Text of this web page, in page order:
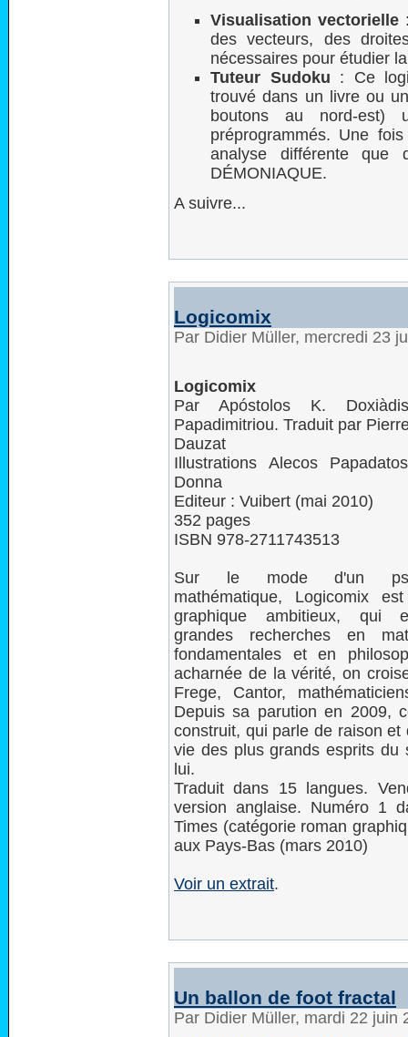
Visualisation vectorielle:
des vecteurs, des
nécessaires pour étudier
Tuteur Sudoku : Ce
trouvé dans un livre ou
boutons au nord-est)
préprogrammés. Une
analyse différente que
DÉMONIAQUE.
A suivre...
Logicomix
Par Didier Müller, mercredi 23
Logicomix
Par Apóstolos K.
Papadimitriou. Traduit par
Dauzat
Illustrations Alecos
Donna
Editeur : Vuibert (mai 2010)
352 pages
ISBN 978-2711743513
Sur le mode d'un
mathématique, Logicomix
graphique ambitieux, qui
grandes recherches en
fondamentales et en
acharnée de la vérité, on
Frege, Cantor,
Depuis sa parution en 2009,
construit, qui parle de raison
vie des plus grands esprits du
lui.
Traduit dans 15 langues.
version anglaise. Numéro 1
Times (catégorie roman
aux Pays-Bas (mars 2010)
Voir un extrait.
Un ballon de foot fractal
Par Didier Müller, mardi 22 juin